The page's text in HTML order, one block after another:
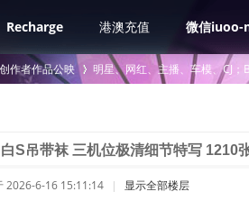
Recharge 港澳充值 微信iuoo-
作者作品公映
›
明星、网红、主播、车模、CJ
S吊带袜 三机位极清细节特写 1210
2026-6-16 15:11:14 | 显示全部楼层